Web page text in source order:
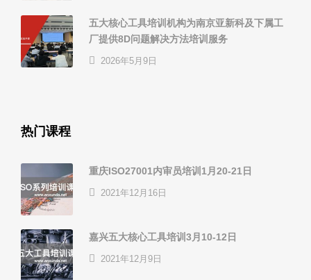
五大核心工具培训机构为南京亚新科及下属工
厂提供8D问题解决方法培训服务
2026年5月9日
热门课程
重庆ISO27001内审员培训1月20-21日
2021年12月16日
嘉兴五大核心工具培训3月10-12日
2021年12月9日